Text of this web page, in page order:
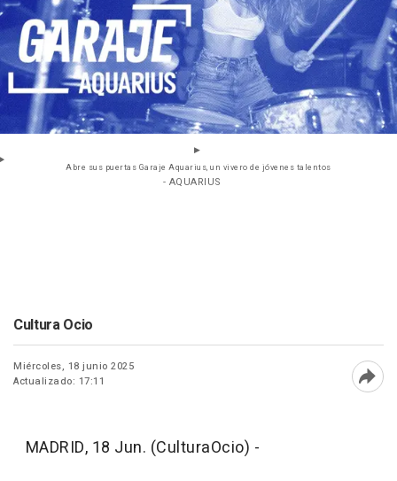
Abre sus puertas Garaje Aquarius, un vivero de jóvenes talentos
- AQUARIUS
Cultura Ocio
Miércoles, 18 junio 2025
Actualizado: 17:11
MADRID, 18 Jun. (CulturaOcio) -